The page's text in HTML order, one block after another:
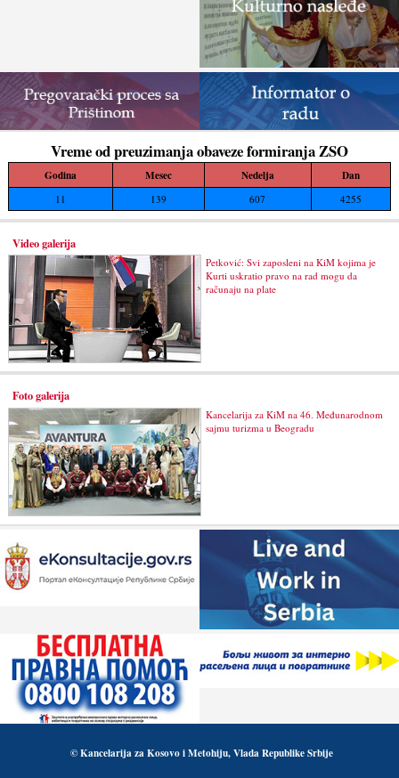
Vreme od preuzimanja obaveze formiranja ZSO
Godina Mesec Nedelja Dan
11 139 607 4255
Video galerija
Petković: Svi zaposleni na KiM kojima je
Kurti uskratio pravo na rad mogu da
računaju na plate
Foto galerija
Kancelarija za KiM na 46. Međunarodnom
sajmu turizma u Beogradu
© Kancelarija za Kosovo i Metohiju, Vlada Republike Srbije